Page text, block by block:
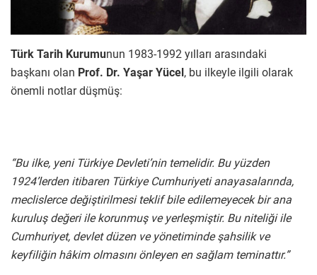
Türk Tarih Kurumunun 1983-1992 yılları arasındaki
başkanı olan Prof. Dr. Yaşar Yücel, bu ilkeyle ilgili olarak
önemli notlar düşmüş:
“Bu ilke, yeni Türkiye Devleti’nin temelidir. Bu yüzden
1924’lerden itibaren Türkiye Cumhuriyeti anayasalarında,
meclislerce değiştirilmesi teklif bile edilemeyecek bir ana
kuruluş değeri ile korunmuş ve yerleşmiştir. Bu niteliği ile
Cumhuriyet, devlet düzen ve yönetiminde şahsilik ve
keyfiliğin hâkim olmasını önleyen en sağlam teminattır.”